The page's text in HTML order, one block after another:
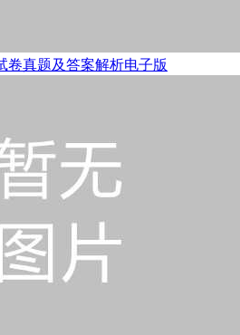
卷真题及答案解析电子版